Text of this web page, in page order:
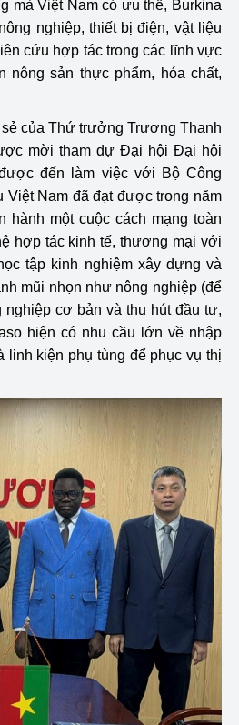
mà Việt Nam có ưu thế, Burkina
nghiệp, thiết bị điện, vật liệu
cứu hợp tác trong các lĩnh vực
nông sản thực phẩm, hóa chất,
của Thứ trưởng Trương Thanh
mời tham dự Đại hội Đại hội
đến làm việc với Bộ Công
Nam đã đạt được trong năm
một cuộc cách mạng toàn
hợp tác kinh tế, thương mại với
tập kinh nghiệm xây dựng và
mũi nhọn như nông nghiệp (để
cơ bản và thu hút đầu tư,
hiện có nhu cầu lớn về nhập
linh kiện phụ tùng để phục vụ thị